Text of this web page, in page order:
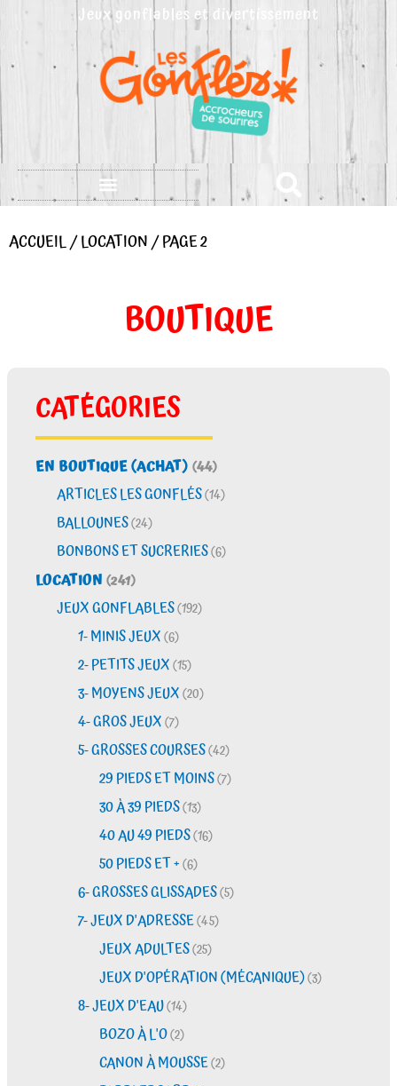
contenu
Jeux gonflables et divertissement
ACCUEIL/LOCATION/ PAGE 2
BOUTIQUE
CATÉGORIES
EN BOUTIQUE (ACHAT) (44)
ARTICLES LES GONFLÉS(14)
BALLOUNES(24)
BONBONS ET SUCRERIES(6)
LOCATION (241)
JEUX GONFLABLES(192)
1- MINIS JEUX(6)
2- PETITS JEUX(15)
3- MOYENS JEUX(20)
4- GROS JEUX(7)
5- GROSSES COURSES(42)
29 PIEDS ET MOINS(7)
30 À 39 PIEDS(13)
40 AU 49 PIEDS(16)
50 PIEDS ET +(6)
6- GROSSES GLISSADES(5)
7- JEUX D'ADRESSE(45)
JEUX ADULTES(25)
JEUX D'OPÉRATION (MÉCANIQUE)(3)
8- JEUX D'EAU(14)
BOZO À L'O(2)
CANON À MOUSSE(2)